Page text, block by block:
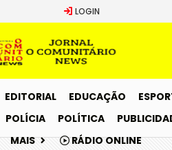
LOGIN
EDITORIAL EDUCAÇÃO
POLÍCIA POLÍTICA
MAIS RÁDIO ONLINE